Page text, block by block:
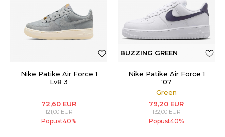
Nike Patike Air Force 1
Lv8 3
72,60 EUR
121,00EUR
Popust40%
BUZZING GREEN
Nike Patike Air Force 1
'07
Green
79,20 EUR
132,00EUR
Popust40%